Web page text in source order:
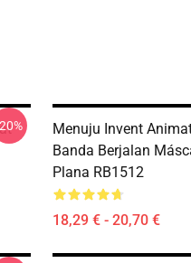
Menuju Invent
Banda Berjalan
Plana RB1512
18,29 € - 20,70 €